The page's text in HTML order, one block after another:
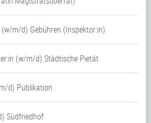
m/d) Gebühren (Inspektor:in)
(w/m/d) Städtische Pietät
d) Publikation
Südfriedhof